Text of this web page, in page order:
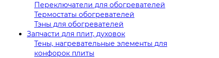
Переключатели для обогревателей
Термостаты обогревателей
Тэны для обогревателей
Запчасти для плит, духовок
Тены, нагревательные элементы для
конфорок плиты